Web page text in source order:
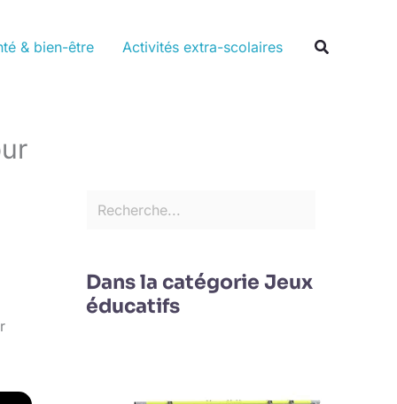
& bien-être Activités extra-scolaires
Dans la catégorie Jeux
éducatifs